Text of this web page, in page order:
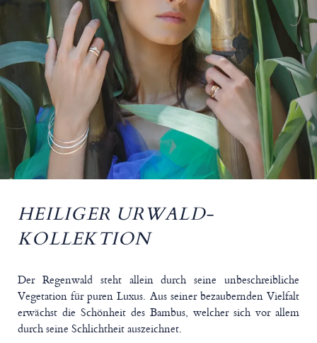
HEILIGER URWALD-
KOLLEKTION
Der Regenwald steht allein durch seine unbeschreibliche
Vegetation für puren Luxus. Aus seiner bezaubernden Vielfalt
erwächst die Schönheit des Bambus, welcher sich vor allem
durch seine Schlichtheit auszeichnet.